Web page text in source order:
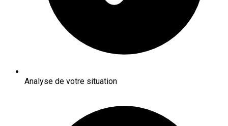
Analyse de votre situation